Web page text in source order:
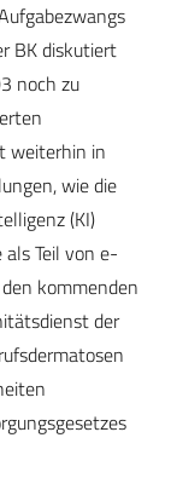
BK diskutiert
noch zu
weiterhin in
wie die
(KI)
Teil von e-
kommenden
der